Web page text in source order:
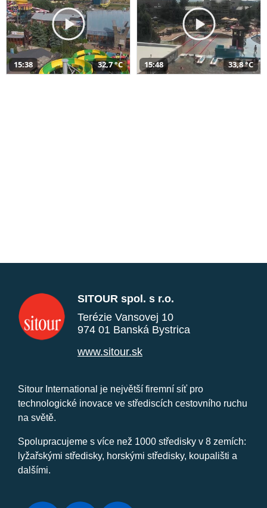
15:38 32,7 °C 15:48 33,8 °C
SITOUR spol. s r.o.
Terézie Vansovej 10
974 01 Banská Bystrica
www.sitour.sk
Sitour International je největší firemní síť pro
technologické inovace ve střediscích cestovního ruchu
na světě.
Spolupracujeme s více než 1000 středisky v 8 zemích:
lyžařskými středisky, horskými středisky, koupališti a
dalšími.